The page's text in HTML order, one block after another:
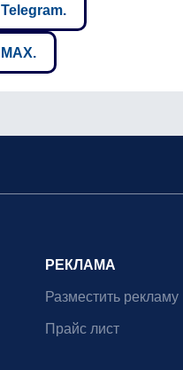
Telegram.
MAX.
РЕКЛАМА
Разместить рекламу
Прайс лист